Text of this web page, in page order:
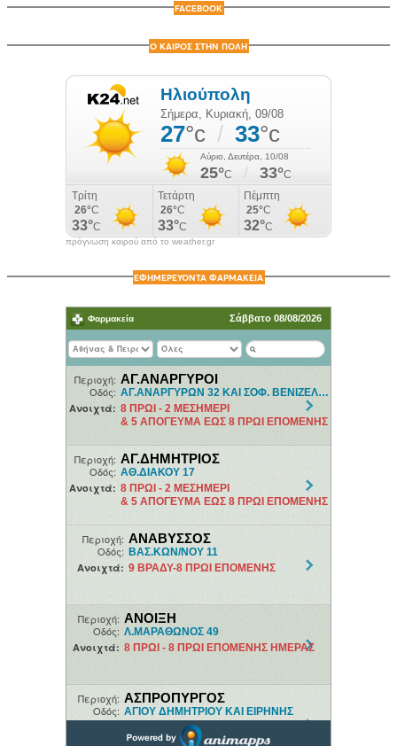
FACEBOOK
Ο ΚΑΙΡΟΣ ΣΤΗΝ ΠΟΛΗ
πρόγνωση καιρού από το weather.gr
ΕΦΗΜΕΡΕΥΟΝΤΑ ΦΑΡΜΑΚΕΙΑ